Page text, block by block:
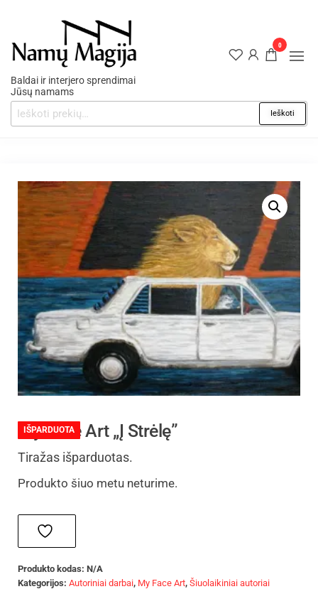
Baldai ir interjero sprendimai
Jūsų namams
Ieškoti
0
IŠPARDUOTA
My Face Art „Į Strėlę”
Tiražas išparduotas.
Produkto šiuo metu neturime.
Produkto kodas: N/A
Kategorijos: Autoriniai darbai, My Face Art, Šiuolaikiniai autoriai